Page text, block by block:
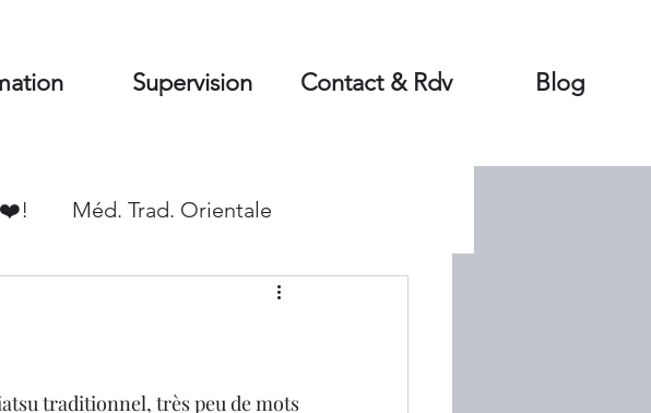
Supervision Contact & Rdv Blog
❤️! Méd. Trad. Orientale
traditionnel, très peu de mots